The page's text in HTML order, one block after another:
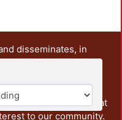
disseminates, in
and research
also includes some
from the
other institutions that
to our community.